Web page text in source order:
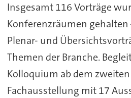
Insgesamt 116 Vorträge
Konferenzräumen
Plenar- und
Themen der Branche.
Kolloquium ab dem zweiten
Fachausstellung mit 17